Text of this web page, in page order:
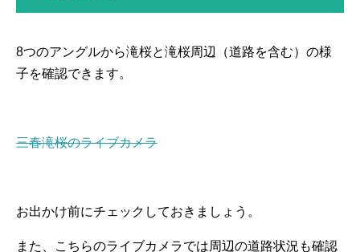
8つのアングルから滝桜と滝桜周辺（道路を含む）の様
子を確認できます。
三春滝桜のライブカメラ
お出かけ前にチェックしておきましょう。
また、こちらのライブカメラでは周辺の道路状況も確認